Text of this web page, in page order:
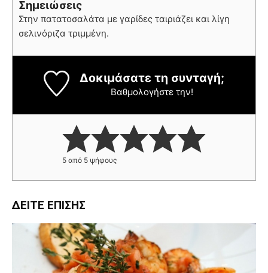
Σημειώσεις
Στην πατατοσαλάτα με γαρίδες ταιριάζει και λίγη
σελινόριζα τριμμένη.
Δοκιμάσατε τη συνταγή;
Βαθμολογήστε την!
5 από 5 ψήφους
ΔΕΊΤΕ ΕΠΊΣΗΣ